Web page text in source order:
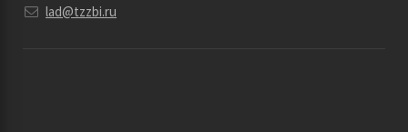
lad@tzzbi.ru